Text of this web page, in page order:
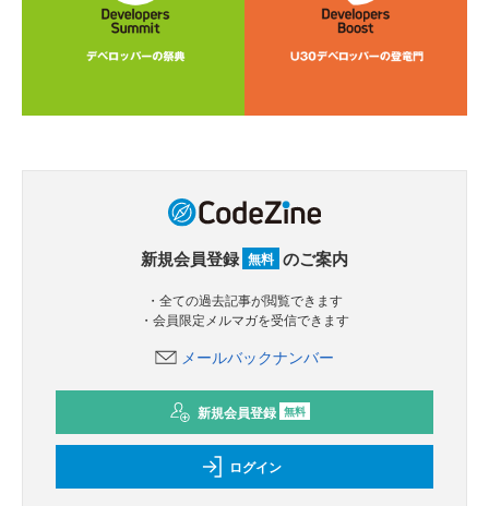
新規会員登録 無料 のご案内
・全ての過去記事が閲覧できます
・会員限定メルマガを受信できます
メールバックナンバー
新規会員登録 無料
ログイン